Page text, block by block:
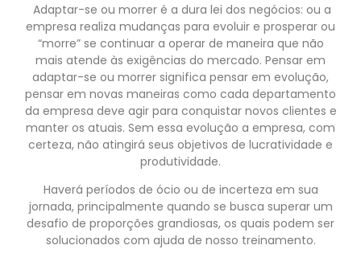
Adaptar-se ou morrer é a dura lei dos negócios: ou a
empresa realiza mudanças para evoluir e prosperar ou
“morre” se continuar a operar de maneira que não
mais atende às exigências do mercado. Pensar em
adaptar-se ou morrer significa pensar em evolução,
pensar em novas maneiras como cada departamento
da empresa deve agir para conquistar novos clientes e
manter os atuais. Sem essa evolução a empresa, com
certeza, não atingirá seus objetivos de lucratividade e
produtividade.
Haverá períodos de ócio ou de incerteza em sua
jornada, principalmente quando se busca superar um
desafio de proporções grandiosas, os quais podem ser
solucionados com ajuda de nosso treinamento.